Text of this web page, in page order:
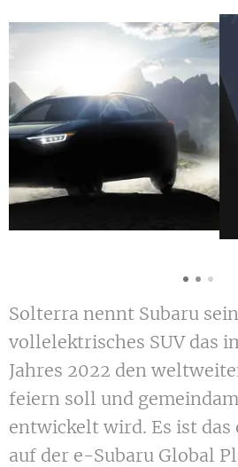
Solterra nennt Subaru
vollelektrisches SUV das
Jahres 2022 den
feiern soll und
entwickelt wird. Es ist das
auf der e-Subaru Global